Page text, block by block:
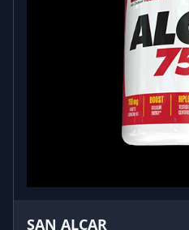
Συχνές ερωτήσεις
Ε: Έχω δυσανεξία
χρησιμοποιήσω την
A: Η Pure Nutrition Beef
περιεκτικότητα σε
άτομα με δυσανεξία στη
Ε: Είμαι αλλεργικός
είναι η Beef Protein
εγκατάσταση που
στα κλάσματα ορού
SAN ALCAR